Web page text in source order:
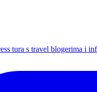
tura s travel blogerima i